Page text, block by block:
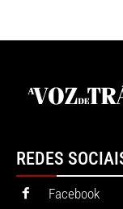
REDES
Facebook